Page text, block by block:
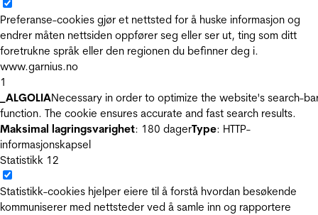
Preferanse-cookies gjør et nettsted for å huske informasjon og
endrer måten nettsiden oppfører seg eller ser ut, ting som ditt
foretrukne språk eller den regionen du befinner deg i.
www.garnius.no
1
_ALGOLIANecessary in order to optimize the website's search-
function. The cookie ensures accurate and fast search results.
Maksimal lagringsvarighet: 180 dagerType: HTTP-
informasjonskapsel
Statistikk 12
Statistikk-cookies hjelper eiere til å forstå hvordan besøkende
kommuniserer med nettsteder ved å samle inn og rapportere